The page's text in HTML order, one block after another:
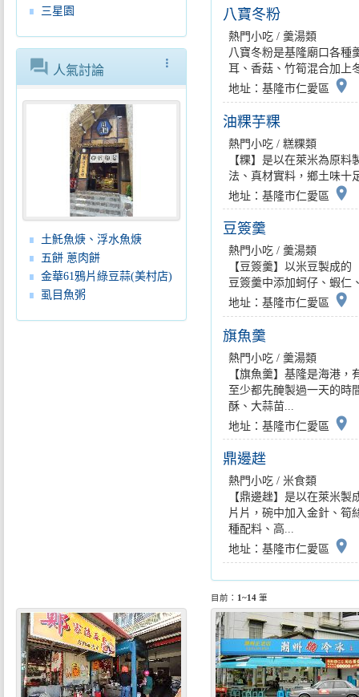
三星園
more_vert
forum 人氣討論
土魠魚焿、浮水魚焿
五餅 蔥肉餅
金華61鴉片綠豆蒜(美村店)
虱目魚粥
八寶冬粉
熱門小吃 / 羹湯類
八寶冬粉是基隆廟口各種
耳、香菇、竹筍混合加上
地址：基隆市仁愛區
place
油粿芋粿
熱門小吃 / 糕粿類
【粿】是以在萊米為原
法、真材實料，鄉土味十
地址：基隆市仁愛區 place
豆簽羹
熱門小吃 / 羹湯類
【豆簽羹】以米豆製成
豆簽羹中添加蚵仔、蝦仁
地址：基隆市仁愛區
place
旗魚羹
熱門小吃 / 羹湯類
【旗魚羹】基隆是海港
至少都先醃製過一天的時
酥、大蒜苗...
地址：基隆市仁愛區 place
鼎邊趖
熱門小吃 / 米食類
【鼎邊趖】是以在萊米
片片，碗中加入金針、筍
種配料、高...
地址：基隆市仁愛區
place
目前： 1~14筆